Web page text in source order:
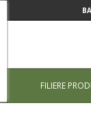
FILIERE